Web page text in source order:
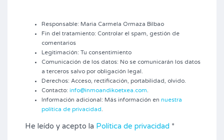
Responsable: Maria Carmela Ormaza Bilbao
Fin del tratamiento: Controlar el spam, gestión de
comentarios
Legitimación: Tu consentimiento
Comunicación de los datos: No se comunicarán los datos
a terceros salvo por obligación legal.
Derechos: Acceso, rectificación, portabilidad, olvido.
Contacto: info@inmoandikoetxea.com.
Información adicional: Más información en nuestra
política de privacidad.
He leído y acepto la Política de privacidad *